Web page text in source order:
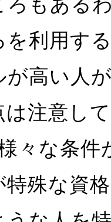
を利用す
高い人
注意し
々な条
特殊な資